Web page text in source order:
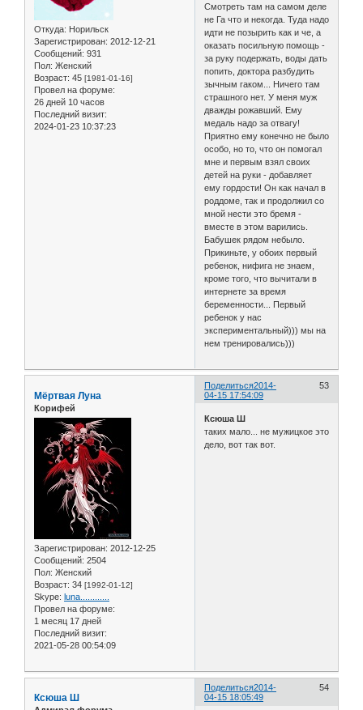
Откуда: Норильск
Зарегистрирован: 2012-12-21
Сообщений: 931
Пол: Женский
Возраст: 45 [1981-01-16]
Провел на форуме:
26 дней 10 часов
Последний визит:
2024-01-23 10:37:23
Смотреть там на самом деле
не Га что и некогда. Туда надо
идти не позырить как и че, а
оказать посильную помощь -
за руку подержать, воды дать
попить, доктора разбудить
зычным гаком... Ничего там
страшного нет. У меня муж
дважды рожавший. Ему
медаль надо за отвагу!
Приятно ему конечно не было
особо, но то, что он помогал
мне и первым взял своих
детей на руки - добавляет
ему гордости! Он как начал в
роддоме, так и продолжил со
мной нести это бремя -
вместе в этом варились.
Бабушек рядом небыло.
Прикиньте, у обоих первый
ребенок, нифига не знаем,
кроме того, что вычитали в
интернете за время
беременности... Первый
ребенок у нас
экспериментальный))) мы на
нем тренировались)))
Поделиться 53
2014-
04-15 17:54:09
Мёртвая Луна
Корифей
Зарегистрирован: 2012-12-25
Сообщений: 2504
Пол: Женский
Возраст: 34 [1992-01-12]
Skype: luna............
Провел на форуме:
1 месяц 17 дней
Последний визит:
2021-05-28 00:54:09
Ксюша Ш
таких мало... не мужицкое это
дело, вот так вот.
Поделиться 54
2014-
04-15 18:05:49
Ксюша Ш